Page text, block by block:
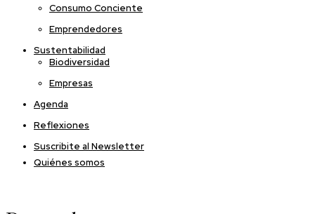
Consumo Conciente
Emprendedores
Sustentabilidad
Biodiversidad
Empresas
Agenda
Reflexiones
Suscribite al Newsletter
Quiénes somos